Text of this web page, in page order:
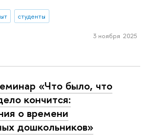
студенты
3 ноября 2025
«Что было, что
кончится:
о времени
дошкольников»